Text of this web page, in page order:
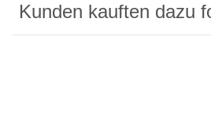
Kunden kauften dazu